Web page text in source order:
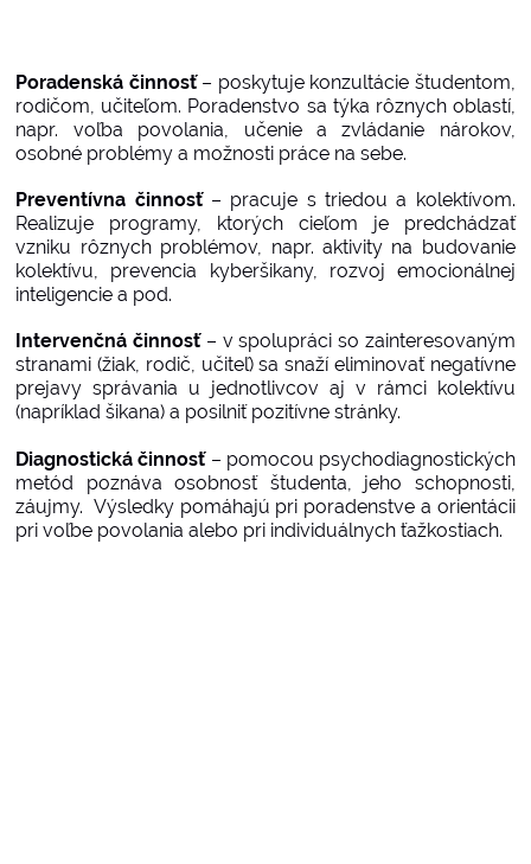
Poradenská činnosť – poskytuje konzultácie študentom,
rodičom, učiteľom. Poradenstvo sa týka rôznych oblastí,
napr. voľba povolania, učenie a zvládanie nárokov,
osobné problémy a možnosti práce na sebe.
Preventívna činnosť – pracuje s triedou a kolektívom.
Realizuje programy, ktorých cieľom je predchádzať
vzniku rôznych problémov, napr. aktivity na budovanie
kolektívu, prevencia kyberšikany, rozvoj emocionálnej
inteligencie a pod.
Intervenčná činnosť – v spolupráci so zainteresovaným
stranami (žiak, rodič, učiteľ) sa snaží eliminovať negatívne
prejavy správania u jednotlivcov aj v rámci kolektívu
(napríklad šikana) a posilniť pozitívne stránky.
Diagnostická činnosť – pomocou psychodiagnostických
metód poznáva osobnosť študenta, jeho schopnosti,
záujmy. Výsledky pomáhajú pri poradenstve a orientácii
pri voľbe povolania alebo pri individuálnych ťažkostiach.